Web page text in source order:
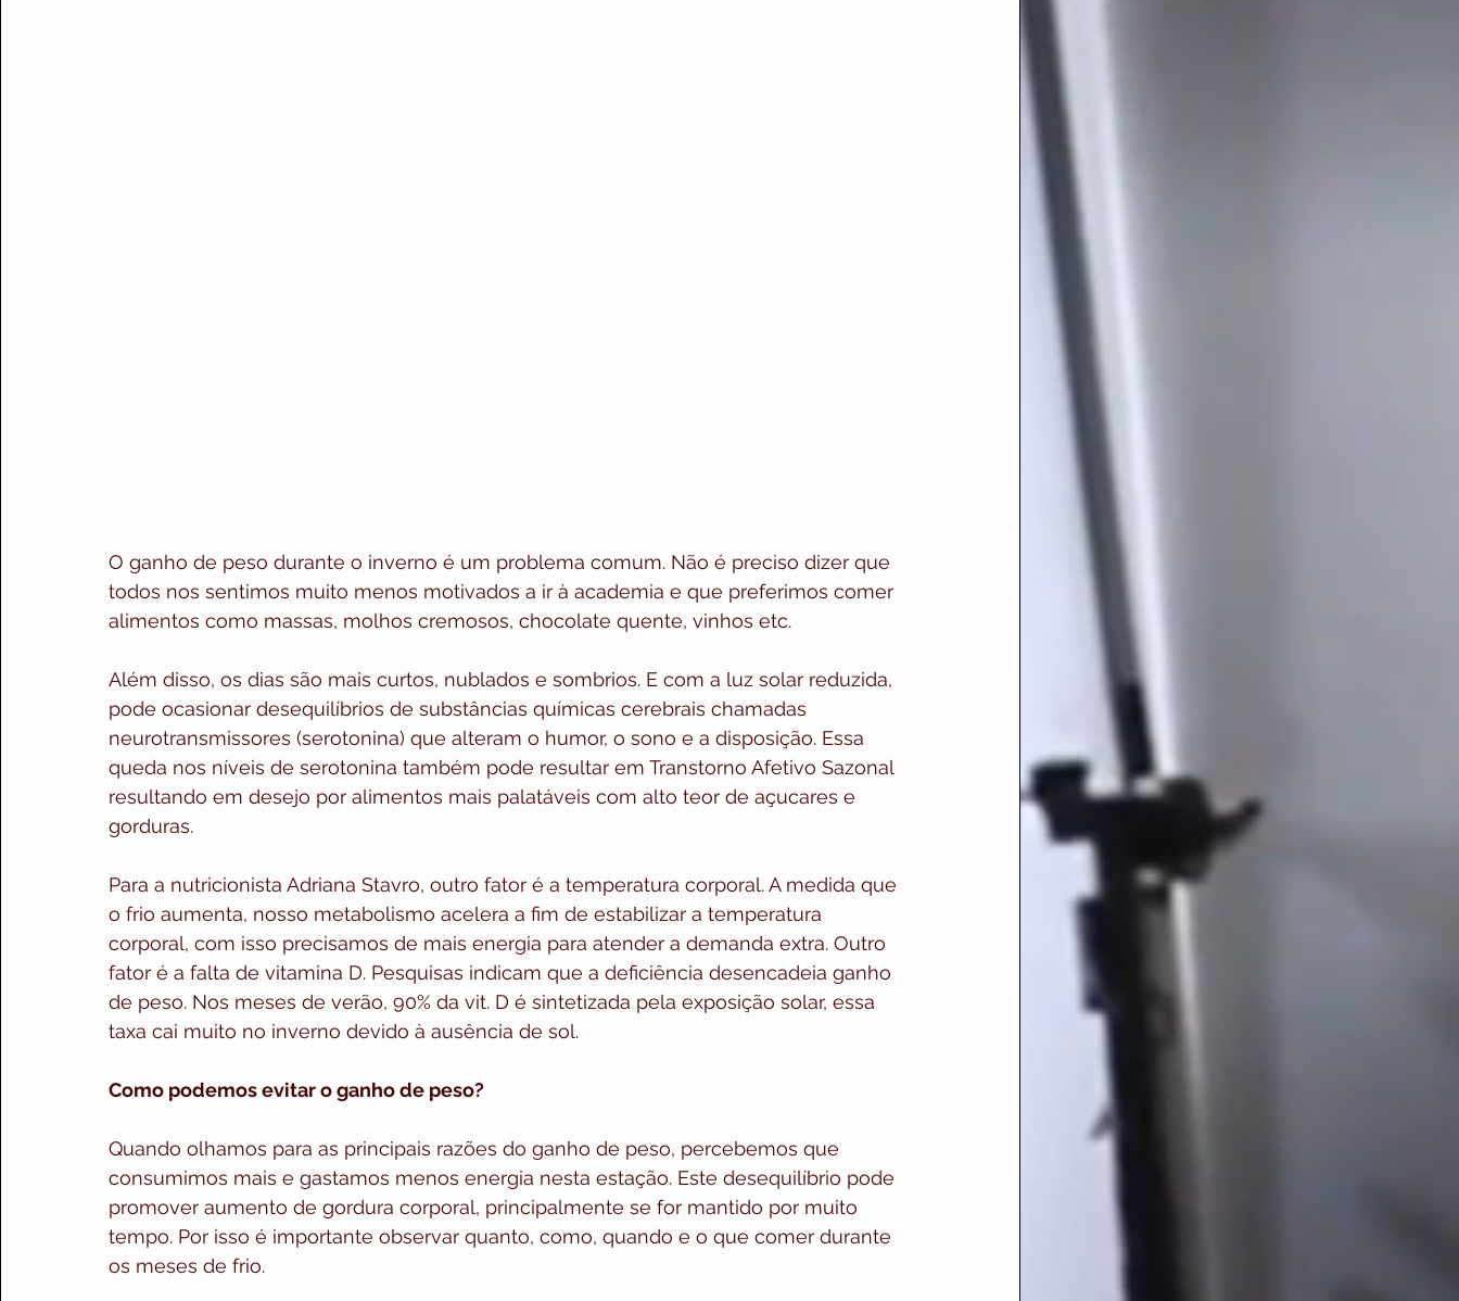
O ganho de peso durante o inverno é um problema comum. Não é preciso dizer que
todos nos sentimos muito menos motivados a ir à academia e que preferimos comer
alimentos como massas, molhos cremosos, chocolate quente, vinhos etc.
Além disso, os dias são mais curtos, nublados e sombrios. E com a luz solar reduzida,
pode ocasionar desequilíbrios de substâncias químicas cerebrais chamadas
neurotransmissores (serotonina) que alteram o humor, o sono e a disposição. Essa
queda nos níveis de serotonina também pode resultar em Transtorno Afetivo Sazonal
resultando em desejo por alimentos mais palatáveis com alto teor de açucares e
gorduras.
Para a nutricionista Adriana Stavro, outro fator é a temperatura corporal. A medida que
o frio aumenta, nosso metabolismo acelera a fim de estabilizar a temperatura
corporal, com isso precisamos de mais energia para atender a demanda extra. Outro
fator é a falta de vitamina D. Pesquisas indicam que a deficiência desencadeia ganho
de peso. Nos meses de verão, 90% da vit. D é sintetizada pela exposição solar, essa
taxa cai muito no inverno devido à ausência de sol.
Como podemos evitar o ganho de peso?
Quando olhamos para as principais razões do ganho de peso, percebemos que
consumimos mais e gastamos menos energia nesta estação. Este desequilíbrio pode
promover aumento de gordura corporal, principalmente se for mantido por muito
tempo. Por isso é importante observar quanto, como, quando e o que comer durante
os meses de frio.